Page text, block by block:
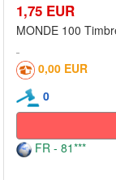
1,75 EUR
MONDE 100
0,00 EUR
0
FR - 81***